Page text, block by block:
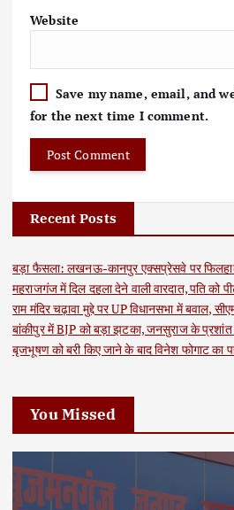
Website
Save my name, email, and
for the next time I comment.
Recent Posts
बड़ा फैसला: लखनऊ-कानपुर एक्सप्रेसवे पर
महराजगंज में दिल दहला देने वाली वारदात, पति को
राम मंदिर चढ़ावा मुद्दे पर UP विधानसभा में बवाल,
बांकीपुर में BJP को बड़ा झटका, जनसुराज के प्रशांत
बृजभूषण को बरी किए जाने के बाद विनेश फोगाट का
You Missed